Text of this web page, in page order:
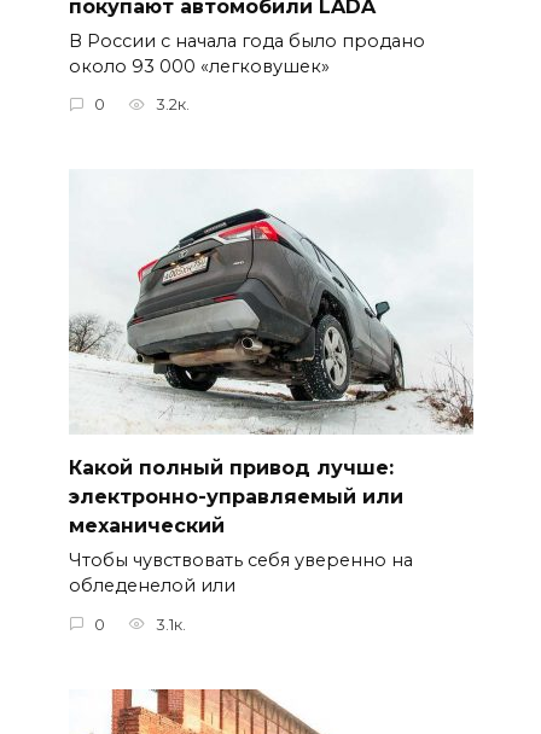
покупают автомобили LADA
В России с начала года было продано
около 93 000 «легковушек»
0 3.2к.
Какой полный привод лучше:
электронно-управляемый или
механический
Чтобы чувствовать себя уверенно на
обледенелой или
0 3.1к.